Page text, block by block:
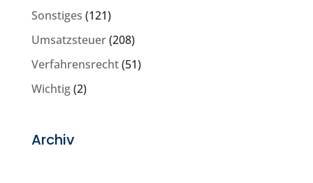
Sonstiges (121)
Umsatzsteuer(208)
Verfahrensrecht(51)
Wichtig(2)
Archiv